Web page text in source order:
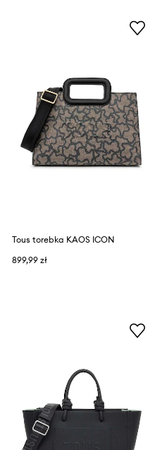
Tous torebka KAOS ICON
899,99 zł